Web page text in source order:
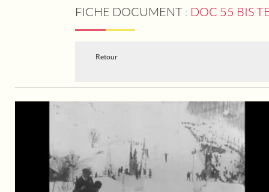
FICHE DOCUMENT : DOC 55 BIS
Retour